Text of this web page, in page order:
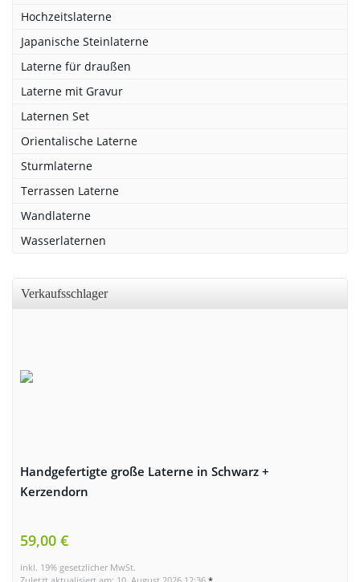
Hochzeitslaterne
Japanische Steinlaterne
Laterne für draußen
Laterne mit Gravur
Laternen Set
Orientalische Laterne
Sturmlaterne
Terrassen Laterne
Wandlaterne
Wasserlaternen
Verkaufsschlager
Handgefertigte große Laterne in Schwarz +
Kerzendorn
59,00 €
inkl. 19% gesetzlicher MwSt.